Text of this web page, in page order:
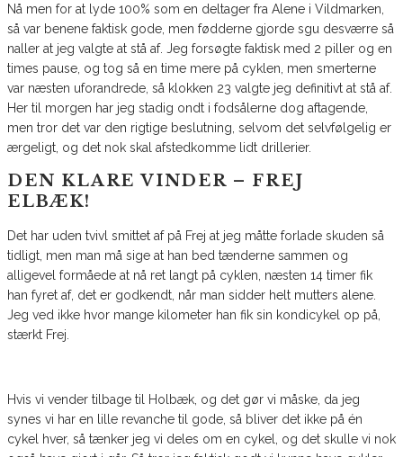
Nå men for at lyde 100% som en deltager fra Alene i Vildmarken,
så var benene faktisk gode, men fødderne gjorde sgu desværre så
naller at jeg valgte at stå af. Jeg forsøgte faktisk med 2 piller og en
times pause, og tog så en time mere på cyklen, men smerterne
var næsten uforandrede, så klokken 23 valgte jeg definitivt at stå af.
Her til morgen har jeg stadig ondt i fodsålerne dog aftagende,
men tror det var den rigtige beslutning, selvom det selvfølgelig er
ærgeligt, og det nok skal afstedkomme lidt drillerier.
DEN KLARE VINDER – FREJ
ELBÆK!
Det har uden tvivl smittet af på Frej at jeg måtte forlade skuden så
tidligt, men man må sige at han bed tænderne sammen og
alligevel formåede at nå ret langt på cyklen, næsten 14 timer fik
han fyret af, det er godkendt, når man sidder helt mutters alene.
Jeg ved ikke hvor mange kilometer han fik sin kondicykel op på,
stærkt Frej.
Hvis vi vender tilbage til Holbæk, og det gør vi måske, da jeg
synes vi har en lille revanche til gode, så bliver det ikke på én
cykel hver, så tænker jeg vi deles om en cykel, og det skulle vi nok